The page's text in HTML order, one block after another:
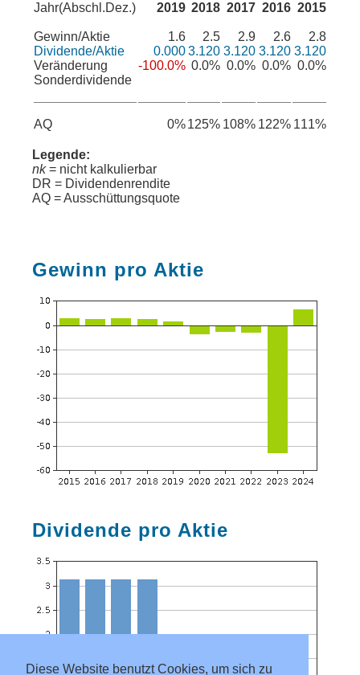
Diese Website benutzt Cookies, um sich zu
Jahr(Abschl.Dez.)
Gewinn/Aktie
Dividende/Aktie
Veränderung
Sonderdividende
AQ
2019
1.6
0.000
-100.0%
0%
2018
2.5
3.120
0.0%
125%
2017
2.9
3.120
0.0%
108%
2016
2.6
3.120
0.0%
122%
2015
2.8
3.120
0.0%
111%
Legende:
nk= nicht kalkulierbar
DR = Dividendenrendite
AQ = Ausschüttungsquote
Gewinn pro Aktie
Dividende pro Aktie